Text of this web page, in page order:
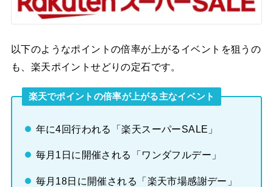
以下のようなポイントの倍率が上がるイベントを狙うの
も、楽天ポイントせどりの定石です。
楽天でポイントの倍率が上がる主なイベント
年に4回行われる「楽天スーパーSALE」
毎月1日に開催される「ワンダフルデー」
毎月18日に開催される「楽天市場感謝デー」